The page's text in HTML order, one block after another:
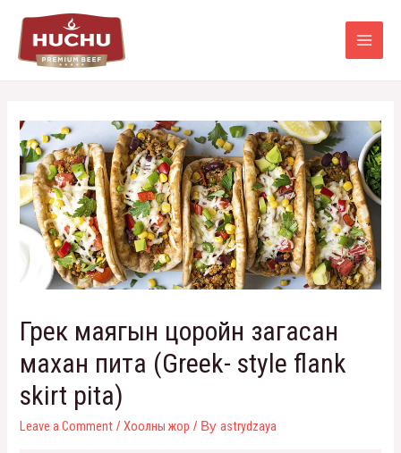
Грек маягын цоройн загасан
махан пита (Greek- style flank
skirt pita)
Leave a Comment /Хоолны жор / Byastrydzaya